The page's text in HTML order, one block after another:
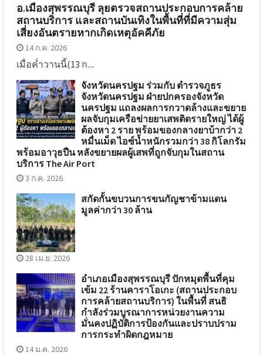
อ.เมืองสุพรรณบุรี ลุยตรวจสถานประกอบการคล้าย
สถานบริการ และสถานบันเทิงในพื้นที่ที่มีความสุ่ม
เสี่ยงอันตรายหากเกิดเหตุอัคคีภัย
14 ก.ค. 2026
เมื่อค่ำวานนี้(13 ก....
จังหวัดนครปฐม ร่วมกับ ตำรวจภูธร
จังหวัดนครปฐม ฝ่ายปกครองจังหวัด
นครปฐม แถลงผลการกวาดล้างและขยาย
ผลจับกุมเครือข่ายยาเสพติดรายใหญ่ ได้ผู้
ต้องหา 2 ราย พร้อมของกลางยาบ้ากว่า 2
หมื่นเม็ด ไอซ์น้ำหนักรวมกว่า 38 กิโลกรัม
พร้อมอาวุธปืน หลังขยายผลผู้เสพที่ถูกจับกุมในสถาน
บริการ The Air Port
3 ก.ค. 2026
สกัดกั้นขบวนการขนกัญชาข้ามแดน
มูลค่ากว่า 30 ล้าน
28 เม.ย. 2026
อำเภอเมืองสุพรรณบุรี ปักหมุดพื้นที่คุม
เข้ม 22 ร้านคาราโอเกะ (สถานประกอบ
การคล้ายสถานบริการ) ในพื้นที่ สนธิ
กำลังร่วมบูรณาการหน่วยงานความ
มั่นคงปฏิบัติการป้องกันและปราบปราม
การกระทำผิดกฎหมาย
14 ม.ค. 2026